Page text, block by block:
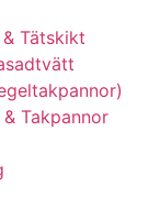
Tätskikt
Takpannor